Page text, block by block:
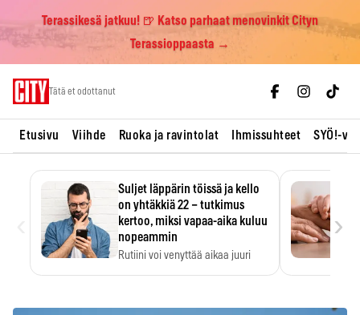
Terassikesä jatkuu! 🍺 Katso parhaat menovinkit Cityn
Terassioppaasta →
Tätä et odottanut
Etusivu Viihde Ruoka ja ravintolat Ihmissuhteet SYÖ!-
Suljet läppärin töissä ja kello
on yhtäkkiä 22 – tutkimus
kertoo, miksi vapaa-aika kuluu
nopeammin
Rutiini voi venyttää aikaa juuri
›